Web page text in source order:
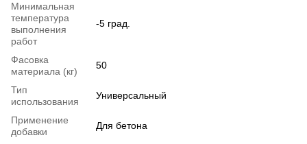
Минимальная
температура
выполнения
работ
-5 град.
Фасовка
материала (кг)
50
Тип
использования
Универсальный
Применение
добавки
Для бетона